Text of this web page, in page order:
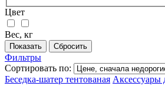
Цвет
Вес, кг
Фильтры
Сортировать по:
Беседка-шатер тентованая Аксессуары